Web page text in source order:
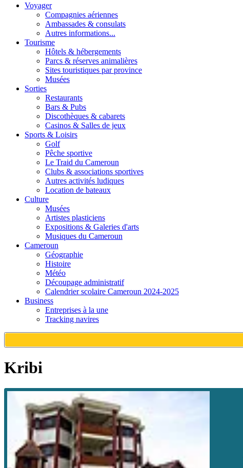
Voyager
Compagnies aériennes
Ambassades & consulats
Autres informations...
Tourisme
Hôtels & hébergements
Parcs & réserves animalières
Sites touristiques par province
Musées
Sorties
Restaurants
Bars & Pubs
Discothèques & cabarets
Casinos & Salles de jeux
Sports & Loisirs
Golf
Pêche sportive
Le Traid du Cameroun
Clubs & associations sportives
Autres activités ludiques
Location de bateaux
Culture
Musées
Artistes plasticiens
Expositions & Galeries d'arts
Musiques du Cameroun
Cameroun
Géographie
Histoire
Météo
Découpage administratif
Calendrier scolaire Cameroun 2024-2025
Business
Entreprises à la une
Tracking navires
Kribi